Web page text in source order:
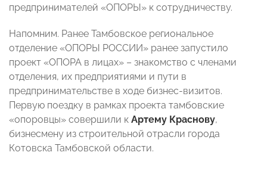
предпринимателей «ОПОРЫ» к сотрудничеству.
Напомним. Ранее Тамбовское региональное
отделение «ОПОРЫ РОССИИ» ранее запустило
проект «ОПОРА в лицах» – знакомство с членами
отделения, их предприятиями и пути в
предпринимательстве в ходе бизнес-визитов.
Первую поездку в рамках проекта тамбовские
«опоровцы» совершили к Артему Краснову,
бизнесмену из строительной отрасли города
Котовска Тамбовской области.